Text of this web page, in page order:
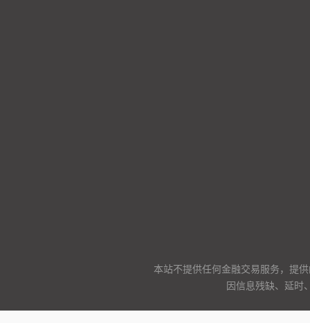
本站不提供任何金融交易服务，提
因信息残缺、延时